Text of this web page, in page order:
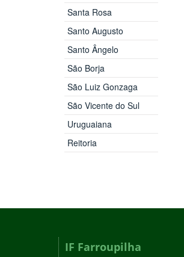
Santa Rosa
Santo Augusto
Santo Ângelo
São Borja
São Luiz Gonzaga
São Vicente do Sul
Uruguaiana
Reitoria
IF Farroupilha